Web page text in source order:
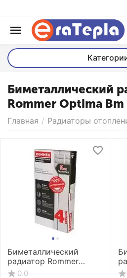
Биметаллический
Rommer Optima Bm
Главная / Радиаторы
Биметаллический
радиатор Rommer
Optima Bm 500 (4
0.0